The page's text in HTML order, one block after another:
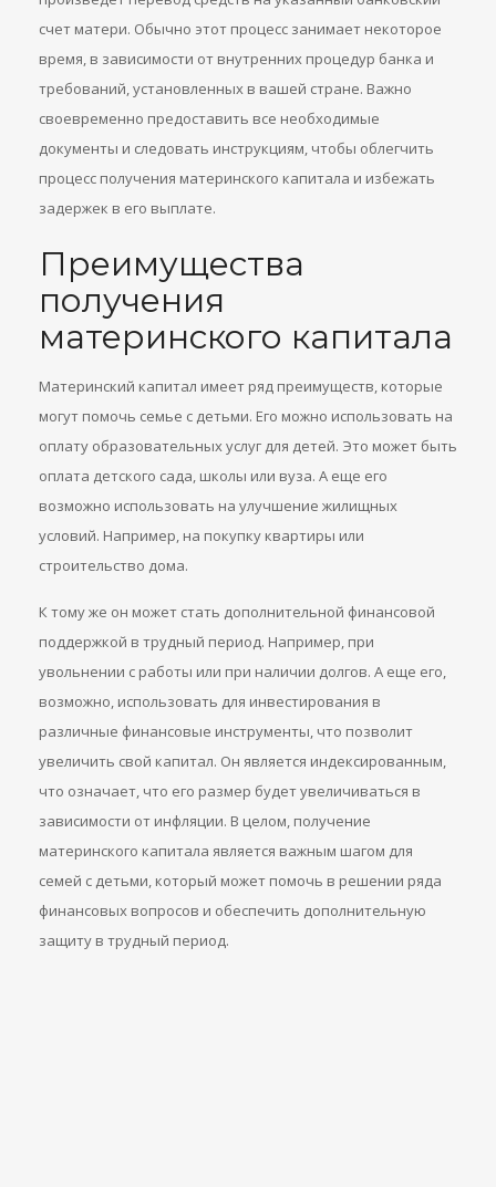
счет матери. Обычно этот процесс занимает некоторое
время, в зависимости от внутренних процедур банка и
требований, установленных в вашей стране. Важно
своевременно предоставить все необходимые
документы и следовать инструкциям, чтобы облегчить
процесс получения материнского капитала и избежать
задержек в его выплате.
Преимущества
получения
материнского капитала
Материнский капитал имеет ряд преимуществ, которые
могут помочь семье с детьми. Его можно использовать на
оплату образовательных услуг для детей. Это может быть
оплата детского сада, школы или вуза. А еще его
возможно использовать на улучшение жилищных
условий. Например, на покупку квартиры или
строительство дома.
К тому же он может стать дополнительной финансовой
поддержкой в трудный период. Например, при
увольнении с работы или при наличии долгов. А еще его,
возможно, использовать для инвестирования в
различные финансовые инструменты, что позволит
увеличить свой капитал. Он является индексированным,
что означает, что его размер будет увеличиваться в
зависимости от инфляции. В целом, получение
материнского капитала является важным шагом для
семей с детьми, который может помочь в решении ряда
финансовых вопросов и обеспечить дополнительную
защиту в трудный период.